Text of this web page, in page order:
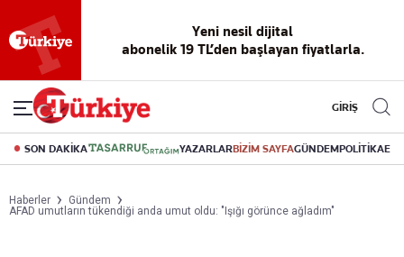
Yeni nesil dijital
abonelik 19 TL’den başlayan fiyatlarla.
GİRİŞ
SON DAKİKA YAZARLARBİZİM SAYFAGÜNDEMPOLİTİKA
Haberler
Gündem
AFAD umutların tükendiği anda umut oldu: "Işığı görünce ağladım"